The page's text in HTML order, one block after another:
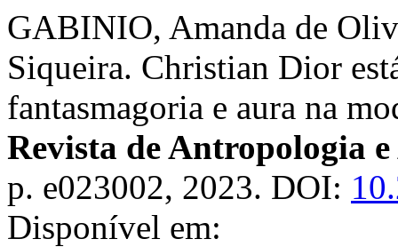
GABINIO, Amanda de
Siqueira. Christian Dior
fantasmagoria e aura na
Revista de Antropologia
p. e023002, 2023. DOI:
Disponível em: